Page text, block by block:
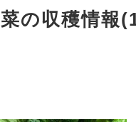
の収穫情報